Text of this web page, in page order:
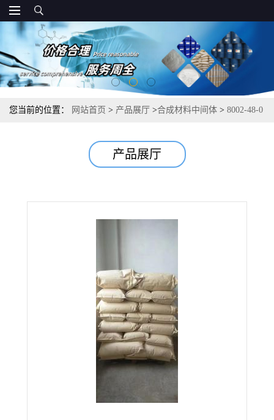
您当前的位置： 网站首页 > 产品展厅 >合成材料中间体 > 8002-48-0
产品展厅